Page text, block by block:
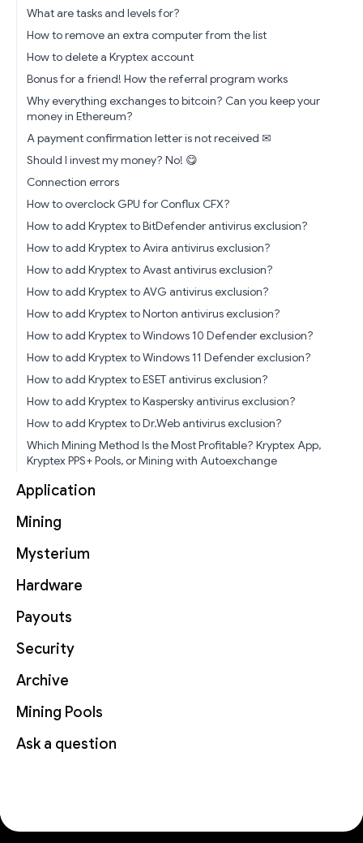
What are tasks and levels for?
How to remove an extra computer from the list
How to delete a Kryptex account
Bonus for a friend! How the referral program works
Why everything exchanges to bitcoin? Can you keep your
money in Ethereum?
A payment confirmation letter is not received ✉
Should I invest my money? No! 😋
Connection errors
How to overclock GPU for Conflux CFX?
How to add Kryptex to BitDefender antivirus exclusion?
How to add Kryptex to Avira antivirus exclusion?
How to add Kryptex to Avast antivirus exclusion?
How to add Kryptex to AVG antivirus exclusion?
How to add Kryptex to Norton antivirus exclusion?
How to add Kryptex to Windows 10 Defender exclusion?
How to add Kryptex to Windows 11 Defender exclusion?
How to add Kryptex to ESET antivirus exclusion?
How to add Kryptex to Kaspersky antivirus exclusion?
How to add Kryptex to Dr.Web antivirus exclusion?
Which Mining Method Is the Most Profitable? Kryptex App,
Kryptex PPS+ Pools, or Mining with Autoexchange
Application
Mining
Mysterium
Hardware
Payouts
Security
Archive
Mining Pools
Ask a question